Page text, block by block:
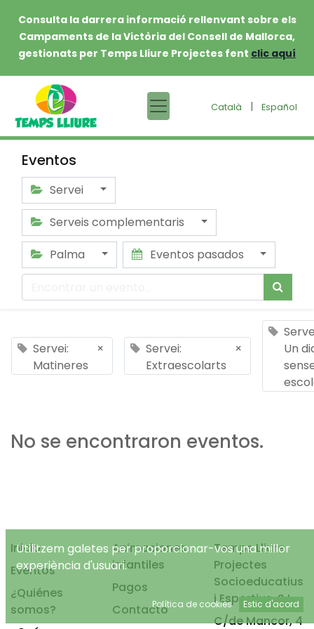
Consulta la darrera informació rellenvant sobre els
Campaments de la Victòria del Consell de Mallorca,
gestionats per Temps Lliure Projectes fent clic aquí
Català | Español
Eventos
Servei
Serveis complementaris
Palma
Eventos pasados
Servei:
Matineres
×
Servei:
Extraescolarts
×
Un
No se encontraron eventos.
Inicio
Eventos
¿Quiénes
somos?
Animaciones
infantiles
Pagos
Contacto
Temps Lliure
Projectes
Socioeducatius
i Esportius, S.L.
C/de Mancor, 4
Utilitzem galetes per proporcionar-vos una millor
experiència d'usuari.
Política de cookies Estic d'acord